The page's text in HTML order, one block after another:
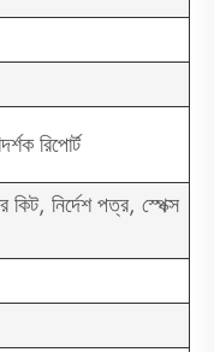
রিপোর্ট
কিট, নির্দেশ পত্র, স্পেক্স